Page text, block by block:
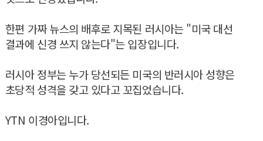
한편 가짜 뉴스의 배후로 지목된 러시아는 "미국 대선
결과에 신경 쓰지 않는다"는 입장입니다.
러시아 정부는 누가 당선되든 미국의 반러시아 성향은
초당적 성격을 갖고 있다고 꼬집었습니다.
YTN 이경아입니다.